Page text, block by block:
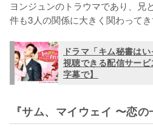
ヨンジュンのトラウマであり、兄
件も3人の関係に大きく関わってき
ドラマ「キム秘書は
視聴できる配信サー
字幕で】
『サム、マイウェイ 〜恋の